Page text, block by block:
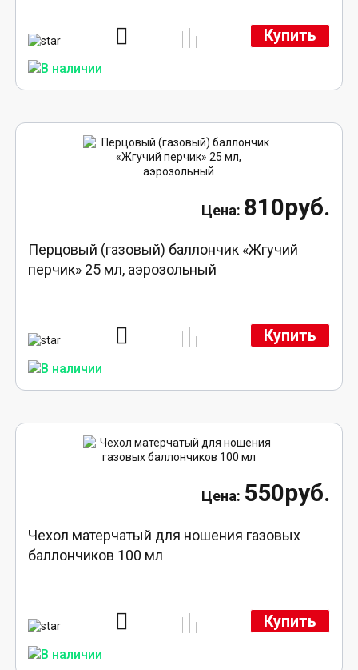
Купить
810руб.
Перцовый (газовый) баллончик «Жгучий
перчик» 25 мл, аэрозольный
Купить
550руб.
Чехол матерчатый для ношения газовых
баллончиков 100 мл
Купить